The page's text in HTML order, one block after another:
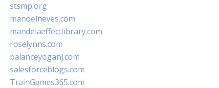
stsmp.org
manoelneves.com
mandelaeffectlibrary.com
roselynns.com
balanceyoganj.com
salesforceblogs.com
TrainGames365.com